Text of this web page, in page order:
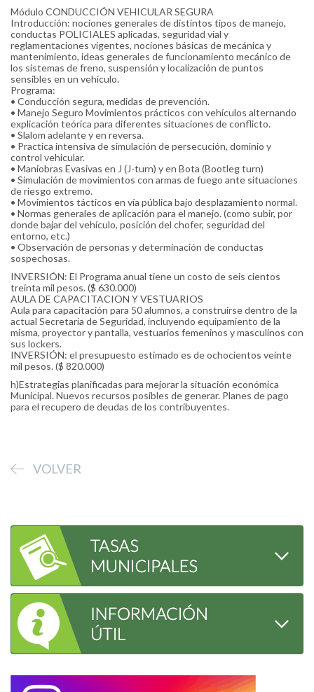
Módulo CONDUCCIÓN VEHICULAR SEGURA
Introducción: nociones generales de distintos tipos de manejo,
conductas POLICIALES aplicadas, seguridad vial y
reglamentaciones vigentes, nociones básicas de mecánica y
mantenimiento, ideas generales de funcionamiento mecánico de
los sistemas de freno, suspensión y localización de puntos
sensibles en un vehículo.
Programa:
• Conducción segura, medidas de prevención.
• Manejo Seguro Movimientos prácticos con vehículos alternando
explicación teórica para diferentes situaciones de conflicto.
• Slalom adelante y en reversa.
• Practica intensiva de simulación de persecución, dominio y
control vehicular.
• Maniobras Evasivas en J (J-turn) y en Bota (Bootleg turn)
• Simulación de movimientos con armas de fuego ante situaciones
de riesgo extremo.
• Movimientos tácticos en vía pública bajo desplazamiento normal.
• Normas generales de aplicación para el manejo. (como subir, por
donde bajar del vehículo, posición del chofer, seguridad del
entorno, etc.)
• Observación de personas y determinación de conductas
sospechosas.
INVERSIÓN: El Programa anual tiene un costo de seis cientos
treinta mil pesos. ($ 630.000)
AULA DE CAPACITACION Y VESTUARIOS
Aula para capacitación para 50 alumnos, a construirse dentro de la
actual Secretaria de Seguridad, incluyendo equipamiento de la
misma, proyector y pantalla, vestuarios femeninos y masculinos con
sus lockers.
INVERSIÓN: el presupuesto estimado es de ochocientos veinte
mil pesos. ($ 820.000)
h)Estrategias planificadas para mejorar la situación económica
Municipal. Nuevos recursos posibles de generar. Planes de pago
para el recupero de deudas de los contribuyentes.
VOLVER